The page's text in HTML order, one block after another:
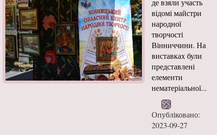
де взяли участь
відомі майстри
народної
творчості
Вінниччини. На
виставках були
представлені
елементи
нематеріальної...
Опубліковано:
2023-09-27